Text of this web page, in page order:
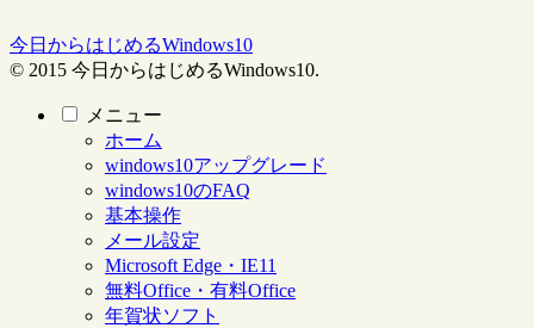
今日からはじめるWindows10
© 2015 今日からはじめるWindows10.
メニュー
ホーム
windows10アップグレード
windows10のFAQ
基本操作
メール設定
Microsoft Edge・IE11
無料Office・有料Office
年賀状ソフト